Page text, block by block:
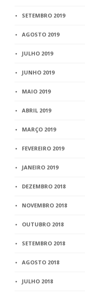
SETEMBRO 2019
AGOSTO 2019
JULHO 2019
JUNHO 2019
MAIO 2019
ABRIL 2019
MARÇO 2019
FEVEREIRO 2019
JANEIRO 2019
DEZEMBRO 2018
NOVEMBRO 2018
OUTUBRO 2018
SETEMBRO 2018
AGOSTO 2018
JULHO 2018